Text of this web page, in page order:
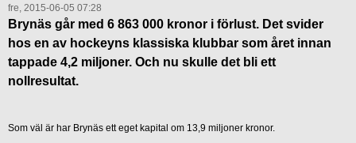
fre, 2015-06-05 07:28
Brynäs går med 6 863 000 kronor i förlust. Det svider
hos en av hockeyns klassiska klubbar som året innan
tappade 4,2 miljoner. Och nu skulle det bli ett
nollresultat.
Som väl är har Brynäs ett eget kapital om 13,9 miljoner kronor.